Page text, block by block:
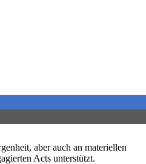
aber auch an materiellen
Acts unterstützt.